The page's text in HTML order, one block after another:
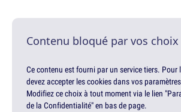
Contenu bloqué par vos
Ce contenu est fourni par un service tiers. Pour
devez accepter les cookies dans vos
Modifiez ce choix à tout moment via le lien
de la Confidentialité" en bas de page.